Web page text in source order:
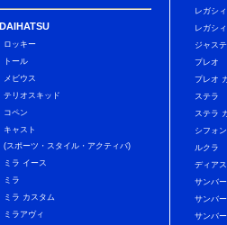
DAIHATSU
ロッキー
トール
メビウス
テリオスキッド
コペン
キャスト
(スポーツ・スタイル・アクティバ)
ミラ イース
ミラ
ミラ カスタム
ミラアヴィ
レガシ
レガシ
ジャス
プレオ
プレオ
ステラ
ステラ
シフォ
ルクラ
ディア
サンバ
サンバ
サンバ